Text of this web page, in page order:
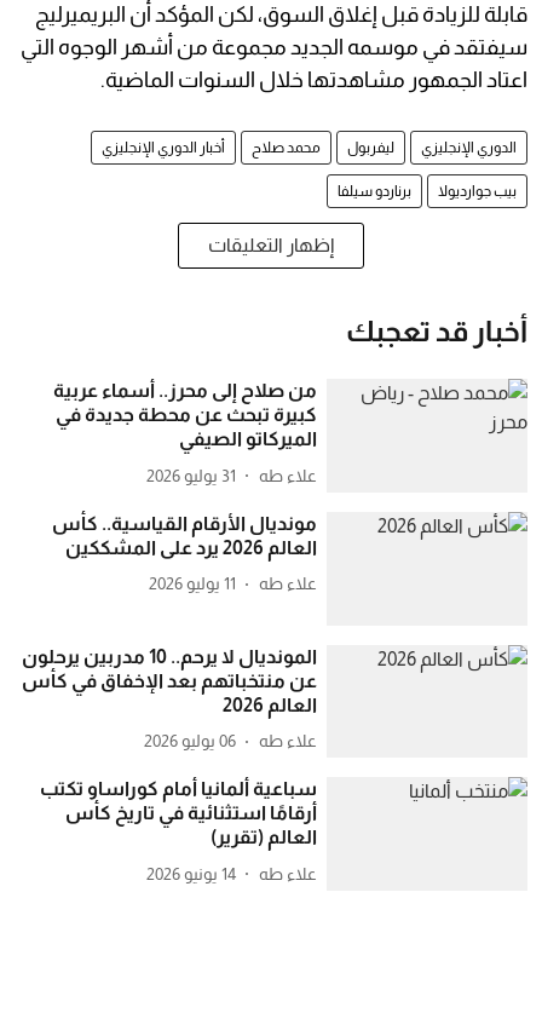
قابلة للزيادة قبل إغلاق السوق، لكن المؤكد أن البريميرليج
سيفتقد في موسمه الجديد مجموعة من أشهر الوجوه التي
اعتاد الجمهور مشاهدتها خلال السنوات الماضية.
الدوري الإنجليزي ليفربول محمد صلاح أخبار الدوري الإنجليزي
بيب جوارديولا برناردو سيلفا
إظهار التعليقات
أخبار قد تعجبك
من صلاح إلى محرز.. أسماء عربية
كبيرة تبحث عن محطة جديدة في
الميركاتو الصيفي
علاء طه 31 يوليو 2026
مونديال الأرقام القياسية.. كأس
العالم 2026 يرد على المشككين
علاء طه 11 يوليو 2026
المونديال لا يرحم.. 10 مدربين يرحلون
عن منتخباتهم بعد الإخفاق في كأس
العالم 2026
علاء طه 06 يوليو 2026
سباعية ألمانيا أمام كوراساو تكتب
أرقامًا استثنائية في تاريخ كأس
العالم (تقرير)
علاء طه 14 يونيو 2026